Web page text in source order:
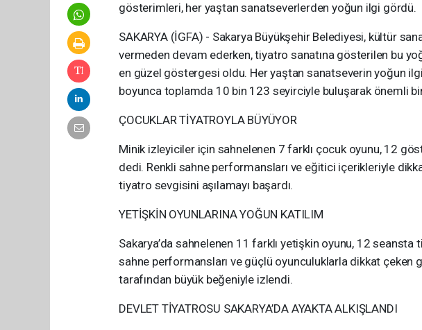
gösterimleri, her yaştan sanatseverlerden yoğun ilgi gördü.
SAKARYA (İGFA) - Sakarya Büyükşehir Belediyesi, kültür
vermeden devam ederken, tiyatro sanatına gösterilen bu
en güzel göstergesi oldu. Her yaştan sanatseverin yoğun
boyunca toplamda 10 bin 123 seyirciyle buluşarak önemli
ÇOCUKLAR TİYATROYLA BÜYÜYOR
Minik izleyiciler için sahnelenen 7 farklı çocuk oyunu, 12
dedi. Renkli sahne performansları ve eğitici içerikleriyle
tiyatro sevgisini aşılamayı başardı.
YETİŞKİN OYUNLARINA YOĞUN KATILIM
Sakarya’da sahnelenen 11 farklı yetişkin oyunu, 12
sahne performansları ve güçlü oyunculuklarla dikkat çeken
tarafından büyük beğeniyle izlendi.
DEVLET TİYATROSU SAKARYA’DA AYAKTA ALKIŞLANDI